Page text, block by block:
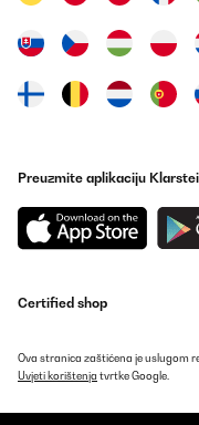
cuisson du poulet et
me faisait peur mais
non électroniques
Utilisateur d'Amazon
Ich habe bisher die
erstmal Erfahrung
Amazon-Benutzer
Preuzmite aplikaciju
Certified shop
Ova stranica zaštićena je uslugom
Uvjeti korištenja tvrtke Google.